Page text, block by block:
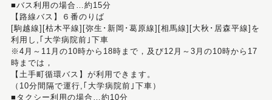
■バス利用の場合…約15分
【路線バス】６番のりば
[駒越線][枯木平線][弥生･新岡･葛原線][相馬線][大秋･居森平線]を
利用し,｢大学病院前｣下車
※4月～11月の10時から18時まで，及び12月～3月の10時から17
時までは，
【土手町循環バス】が利用できます。
（10分間隔で運行,｢大学病院前｣下車）
■タクシー利用の場合…約10分